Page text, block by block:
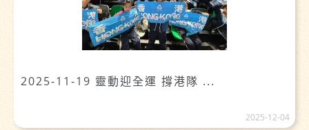
2025-11-19 靈動迎全運 撐港隊 ...
2025-12-04